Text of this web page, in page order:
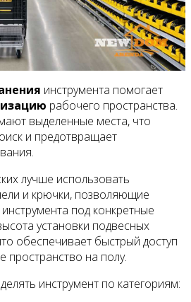
инструмента помогает
рабочего пространства.
выделенные места, что
и предотвращает
лучше использовать
и крючки, позволяющие
под конкретные
установки подвесных
обеспечивает быстрый доступ
пространство на полу.
инструмент по категориям: